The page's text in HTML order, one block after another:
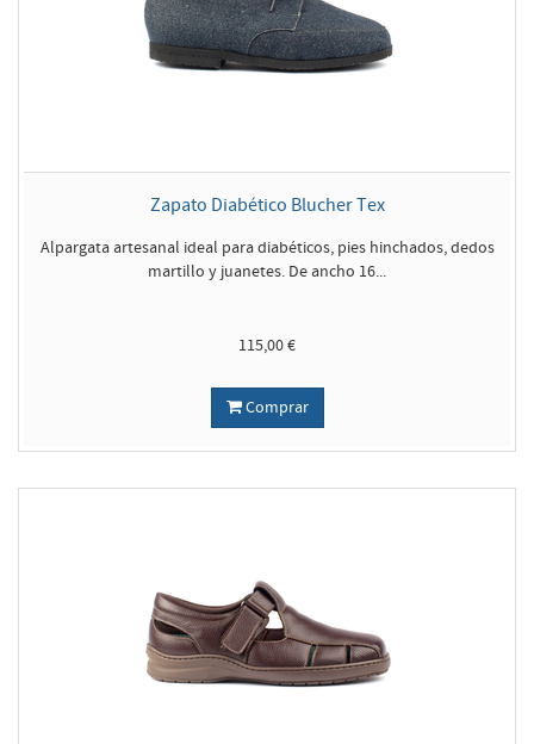
Zapato Diabético Blucher Tex
Alpargata artesanal ideal para diabéticos, pies hinchados, dedos
martillo y juanetes. De ancho 16...
115,00 €
Comprar